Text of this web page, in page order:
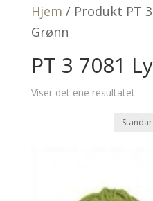
Hjem / Produkt PT
Grønn
PT 3 7081
Viser det ene resultatet